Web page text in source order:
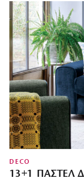
DECO
13+1 ΠΑΣΤΈΛ